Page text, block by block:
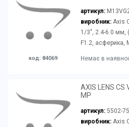
код: 84069
артикул:
виробник:Axis
1/3", 2.4-6.0 мм,
F1.2, асферика,
Немає в
AXIS LENS CS
MP
артикул: 5502-
виробник:Axis